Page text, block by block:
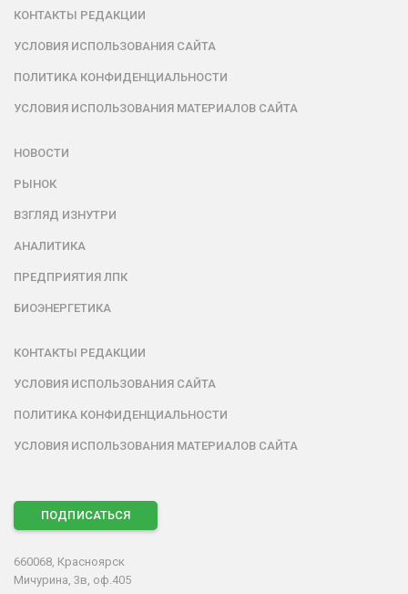
КОНТАКТЫ РЕДАКЦИИ
УСЛОВИЯ ИСПОЛЬЗОВАНИЯ САЙТА
ПОЛИТИКА КОНФИДЕНЦИАЛЬНОСТИ
УСЛОВИЯ ИСПОЛЬЗОВАНИЯ МАТЕРИАЛОВ САЙТА
НОВОСТИ
РЫНОК
ВЗГЛЯД ИЗНУТРИ
АНАЛИТИКА
ПРЕДПРИЯТИЯ ЛПК
БИОЭНЕРГЕТИКА
КОНТАКТЫ РЕДАКЦИИ
УСЛОВИЯ ИСПОЛЬЗОВАНИЯ САЙТА
ПОЛИТИКА КОНФИДЕНЦИАЛЬНОСТИ
УСЛОВИЯ ИСПОЛЬЗОВАНИЯ МАТЕРИАЛОВ САЙТА
ПОДПИСАТЬСЯ
660068, Красноярск
Мичурина, 3в, оф.405